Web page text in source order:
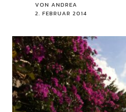
VON ANDREA
2. FEBRUAR 2014